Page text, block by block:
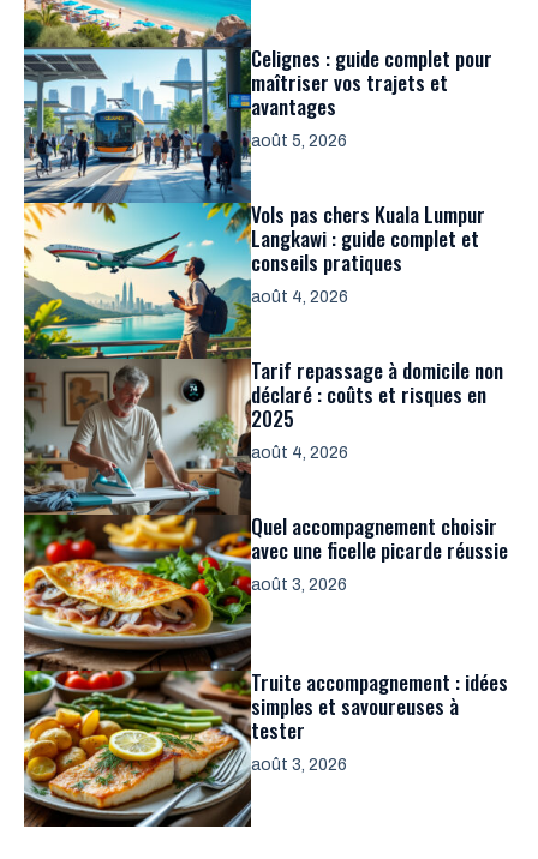
Celignes : guide complet pour
maîtriser vos trajets et
avantages
août 5, 2026
Vols pas chers Kuala Lumpur
Langkawi : guide complet et
conseils pratiques
août 4, 2026
Tarif repassage à domicile non
déclaré : coûts et risques en
2025
août 4, 2026
Quel accompagnement choisir
avec une ficelle picarde réussie
août 3, 2026
Truite accompagnement : idées
simples et savoureuses à
tester
août 3, 2026